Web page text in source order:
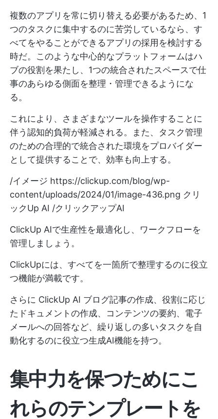
複数のアプリを常に切り替える必要があるため、1
つのタスクに集中するのに苦労しているなら、す
べてをやることができるアプリの採用を検討する
時だ。このような中心的なプラットフォームはハ
ブの役割を果たし、1つの統合されたスペースで仕
事のあらゆる側面を整理・管理できるようにな
る。
これにより、さまざまなツールを操作することに
伴う認知的負荷が軽減される。また、タスク管理
のための合理的で統合された環境をプロバイダー
として提供することで、効率も向上する。
/イメージ https://clickup.com/blog/wp-
content/uploads/2024/01/image-436.png クリ
ックUp AI /クリックアップAI
ClickUp AIで生産性を最適化し、ワークフローを
管理しましょう。
ClickUpには、すべてを一箇所で整理するのに役立
つ機能が満載です。
さらに ClickUp AI ブログ記事の作成、役割に応じ
たドキュメントの作成、コンテンツの要約、電子
メールへの回答など、繰り返しの多いタスクを自
動化するのに役立つ生成AI機能を持つ。
集中力を保つためにこ
れらのテンプレートを